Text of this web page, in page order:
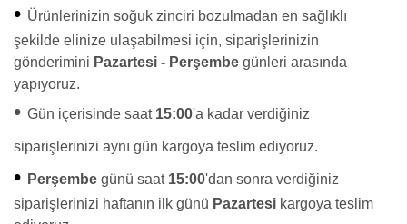
• Ürünlerinizin soğuk zinciri bozulmadan en sağlıklı
şekilde elinize ulaşabilmesi için, siparişlerinizin
gönderimini Pazartesi - Perşembe günleri arasında
yapıyoruz.
• Gün içerisinde saat 15:00'a kadar verdiğiniz
siparişlerinizi aynı gün kargoya teslim ediyoruz.
• Perşembe günü saat15:00'dan sonra verdiğiniz
siparişlerinizi haftanın ilk günü Pazartesi kargoya teslim